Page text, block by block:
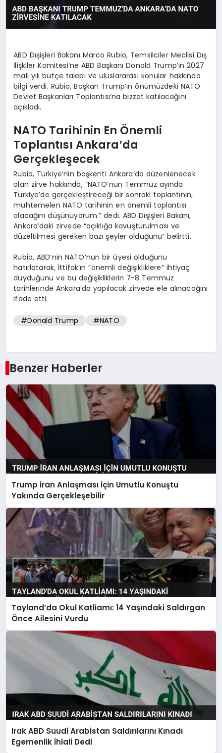
ABD Dışişleri Bakanı Marco Rubio, Temsilciler Meclisi Dış
İlişkiler Komitesi’ne ABD Başkanı Donald Trump’ın 2027
mali yılı bütçe talebi ve uluslararası konular hakkında
bilgi verdi. Rubio, Başkan Trump’ın önümüzdeki NATO
Devlet Başkanları Toplantısı’na bizzat katılacağını
açıkladı.
NATO Tarihinin En Önemli
Toplantısı Ankara’da
Gerçekleşecek
Rubio, Türkiye’nin başkenti Ankara’da düzenlenecek
olan zirve hakkında, “NATO’nun Temmuz ayında
Türkiye’de gerçekleştireceği bir sonraki toplantının,
muhtemelen NATO tarihinin en önemli toplantısı
olacağını düşünüyorum.” dedi. ABD Dışişleri Bakanı,
Ankara’daki zirvede “açıklığa kavuşturulması ve
düzeltilmesi gereken bazı şeyler olduğunu” belirtti.
Rubio, ABD’nin NATO’nun bir üyesi olduğunu
hatırlatarak, İttifak’ın “önemli değişikliklere” ihtiyaç
duyduğunu ve bu değişikliklerin 7-8 Temmuz
tarihlerinde Ankara’da yapılacak zirvede ele alınacağını
ifade etti.
#Donald Trump #NATO
Benzer Haberler
Trump İran Anlaşması İçin Umutlu Konuştu
Yakında Gerçekleşebilir
Tayland’da Okul Katliamı: 14 Yaşındaki Saldırgan
Önce Ailesini Vurdu
Irak ABD Suudi Arabistan Saldırılarını Kınadı
Egemenlik İhlali Dedi